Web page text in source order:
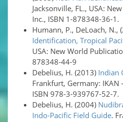
Jacksonville, FL., USA:
Inc., ISBN 1-878348-36-1.
Humann, P., DeLoach, N.,
Identification, Tropical
USA: New World
878348-44-9
Debelius, H. (2013) Indian
Frankfurt, Germany: IKAN
ISBN 978-3-939767-52-7.
Debelius, H. (2004)
Indo-Pacific Field Guide.